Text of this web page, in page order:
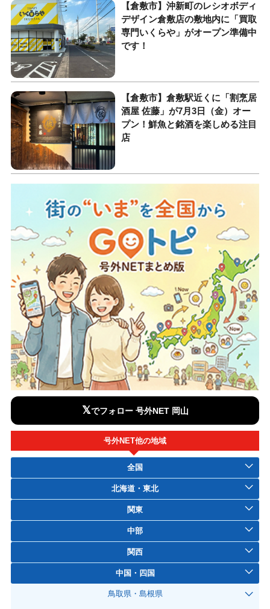
【倉敷市】沖新町のレシオボディ
デザイン倉敷店の敷地内に「買取
専門いくらや」がオープン準備中
です！
【倉敷市】倉敷駅近くに「割烹居
酒屋 佐藤」が7月3日（金）オー
プン！鮮魚と銘酒を楽しめる注目
店
𝕏でフォロー 号外NET 岡山
号外NET他の地域
全国
北海道・東北
関東
中部
関西
中国・四国
鳥取県・島根県